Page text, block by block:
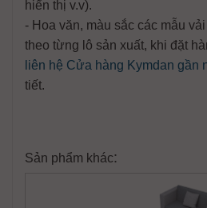
hiển thị v.v).
- Hoa văn, màu sắc các mẫu
theo từng lô sản xuất, khi đặt
liên hệ Cửa hàng Kymdan gần
tiết.
Sản phẩm khác: